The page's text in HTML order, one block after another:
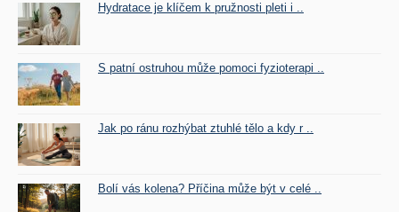
Hydratace je klíčem k pružnosti pleti i ..
S patní ostruhou může pomoci fyzioterapi ..
Jak po ránu rozhýbat ztuhlé tělo a kdy r ..
Bolí vás kolena? Příčina může být v celé ..